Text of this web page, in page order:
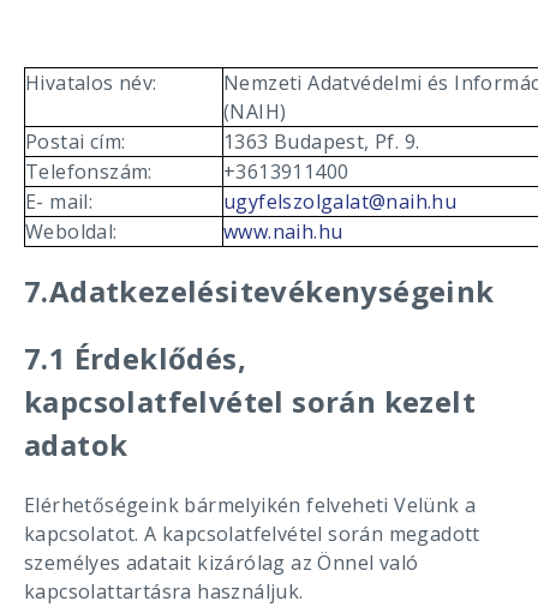
Hivatalos név:
Nemzeti Adatvédelmi és
(NAIH)
Postai cím:
1363 Budapest, Pf. 9.
Telefonszám:
+3613911400
E- mail:
ugyfelszolgalat@naih.hu
Weboldal:
www.naih.hu
7.Adatkezelésitevékenységeink
7.1 Érdeklődés,
kapcsolatfelvétel során kezelt
adatok
Elérhetőségeink bármelyikén felveheti Velünk a
kapcsolatot. A kapcsolatfelvétel során megadott
személyes adatait kizárólag az Önnel való
kapcsolattartásra használjuk.